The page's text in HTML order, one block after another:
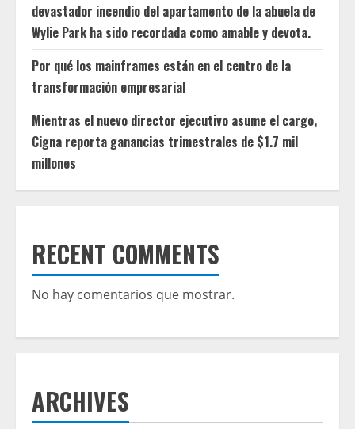
devastador incendio del apartamento de la abuela de
Wylie Park ha sido recordada como amable y devota.
Por qué los mainframes están en el centro de la
transformación empresarial
Mientras el nuevo director ejecutivo asume el cargo,
Cigna reporta ganancias trimestrales de $1.7 mil
millones
RECENT COMMENTS
No hay comentarios que mostrar.
ARCHIVES